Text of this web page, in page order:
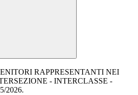
RAPPRESENTANTI NEI
- INTERCLASSE -
2026.